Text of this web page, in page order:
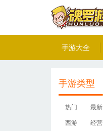
手游大全
手游类型
热门 最新
西游 经营